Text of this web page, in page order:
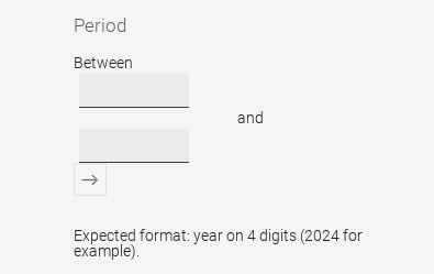
Period
Period
Between
and
Expected format: year on 4 digits (2024 for
example).